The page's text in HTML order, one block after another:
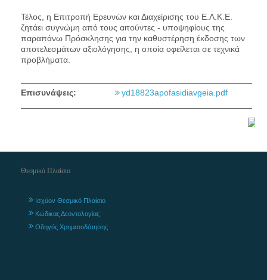
Τέλος, η Επιτροπή Ερευνών και Διαχείρισης του Ε.Λ.Κ.Ε.
ζητάει συγνώμη από τους αιτούντες - υποψηφίους της
παραπάνω Πρόσκλησης για την καθυστέρηση έκδοσης των
αποτελεσμάτων αξιολόγησης, η οποία οφείλεται σε τεχνικά
προβλήματα.
Επισυνάψεις: yd18823apofasidiavgeia.pdf
Θεσμικό Πλαίσιο
Ισχύον Θεσμικό Πλαίσιο
Κώδικας Δεοντολογίας
Οδηγός Χρηματοδότησης